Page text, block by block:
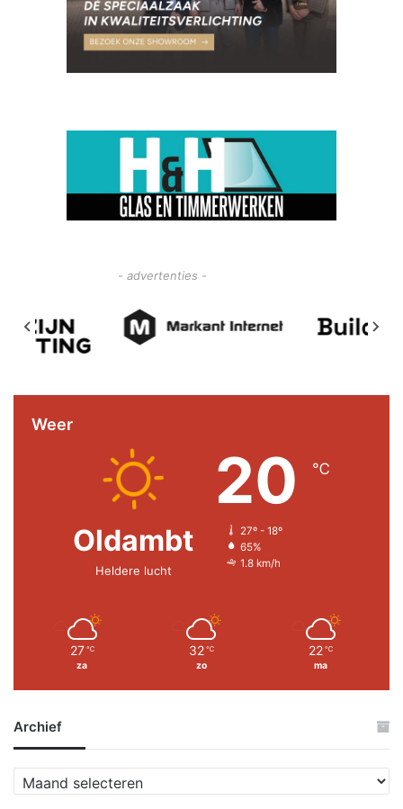
- advertenties -
Weer
Oldambt
Heldere lucht
20 ℃
27º - 18º
65%
1.8 km/h
27 ℃
za
32 ℃
zo
22 ℃
ma
Archief
r